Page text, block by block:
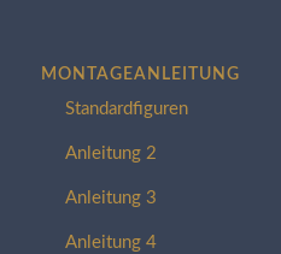
MONTAGEANLEITUNG
Standardfiguren
Anleitung 2
Anleitung 3
Anleitung 4